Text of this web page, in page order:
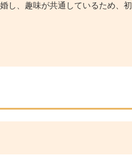
し、趣味が共通しているため、初